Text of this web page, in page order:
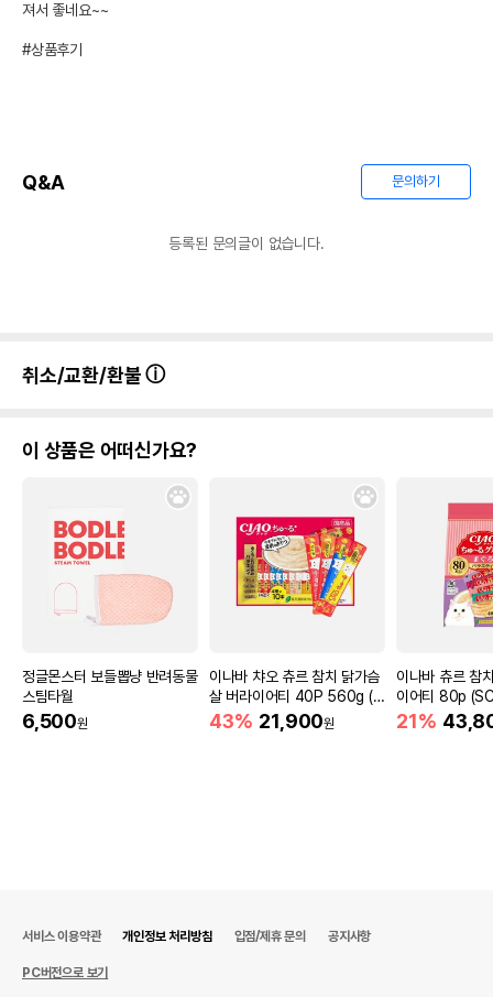
져서 좋네요~~
#상품후기
Q&A 문의하기
등록된 문의글이 없습니다.
취소/교환/환불
이 상품은 어떠신가요?
정글몬스터 보들뽑냥 반려동물
스팀타월
6,500원
이나바 챠오 츄르 참치 닭가슴
살 버라이어티 40P 560g (S
C-186)
43% 21,900원
이나바 츄르 참
이어티 80p
21%
서비스 이용약관 개인정보 처리방침 입점/제휴 문의 공지사항
PC버전으로 보기